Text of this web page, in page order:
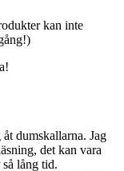
kan inte
dumskallarna. Jag
det kan vara
lång tid.